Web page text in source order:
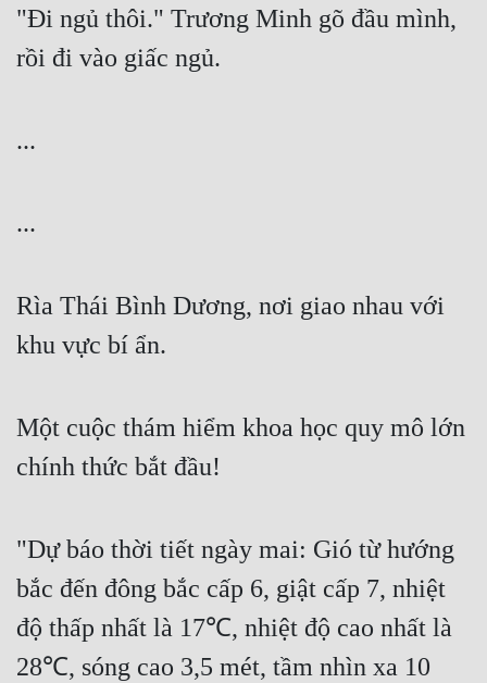
Mưu Mô
Mạt Thế
Ngôn Tình
Nữ Cường
Sảng Văn
Sắc
Sủng
Thanh Xuân
"Đi ngủ thôi." Trương Minh gõ đầu mình,
rồi đi vào giấc ngủ.
...
...
Rìa Thái Bình Dương, nơi giao nhau với
khu vực bí ẩn.
Một cuộc thám hiểm khoa học quy mô lớn
chính thức bắt đầu!
"Dự báo thời tiết ngày mai: Gió từ hướng
bắc đến đông bắc cấp 6, giật cấp 7, nhiệt
độ thấp nhất là 17℃, nhiệt độ cao nhất là
28℃, sóng cao 3,5 mét, tầm nhìn xa 10